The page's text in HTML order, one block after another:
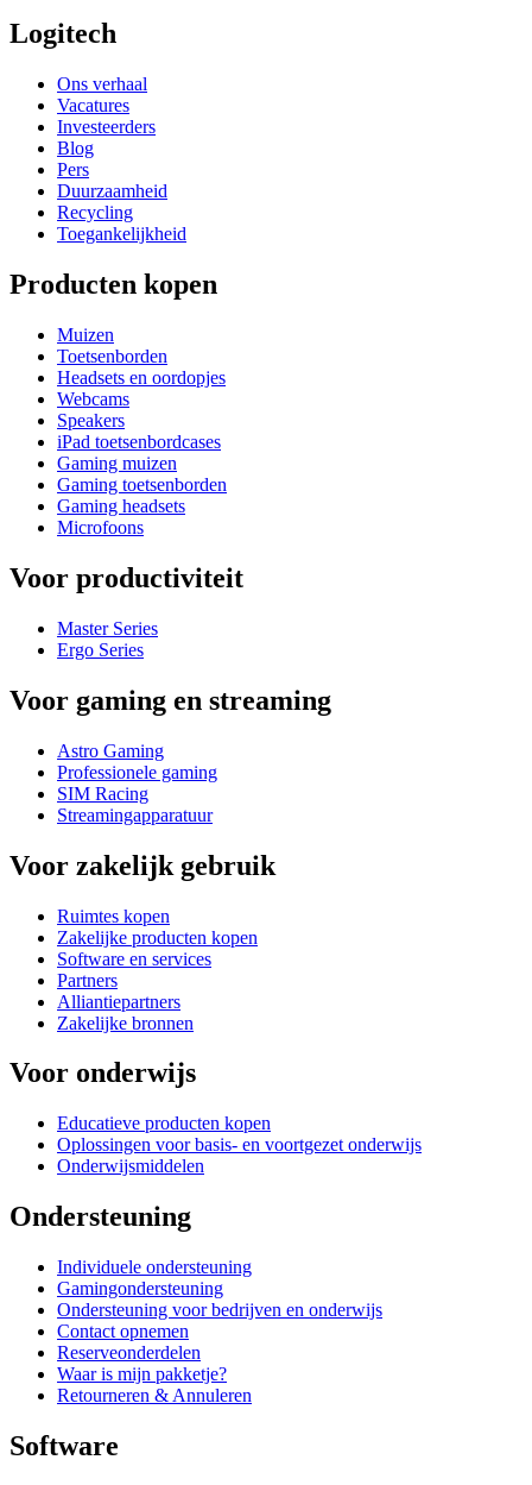
Logitech
Ons verhaal
Vacatures
Investeerders
Blog
Pers
Duurzaamheid
Recycling
Toegankelijkheid
Producten kopen
Muizen
Toetsenborden
Headsets en oordopjes
Webcams
Speakers
iPad toetsenbordcases
Gaming muizen
Gaming toetsenborden
Gaming headsets
Microfoons
Voor productiviteit
Master Series
Ergo Series
Voor gaming en streaming
Astro Gaming
Professionele gaming
SIM Racing
Streamingapparatuur
Voor zakelijk gebruik
Ruimtes kopen
Zakelijke producten kopen
Software en services
Partners
Alliantiepartners
Zakelijke bronnen
Voor onderwijs
Educatieve producten kopen
Oplossingen voor basis- en voortgezet onderwijs
Onderwijsmiddelen
Ondersteuning
Individuele ondersteuning
Gamingondersteuning
Ondersteuning voor bedrijven en onderwijs
Contact opnemen
Reserveonderdelen
Waar is mijn pakketje?
Retourneren & Annuleren
Software